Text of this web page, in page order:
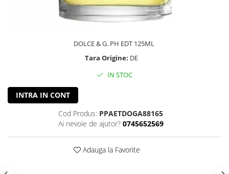
DOLCE & G. PH EDT 125ML
Tara Origine: DE
IN STOC
INTRA IN CONT
Cod Produs: PPAETDOGA88165
Ai nevoie de ajutor? 0745652569
Adauga la Favorite